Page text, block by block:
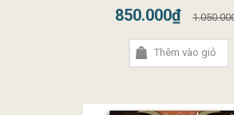
850.000₫
Thêm vào giỏ